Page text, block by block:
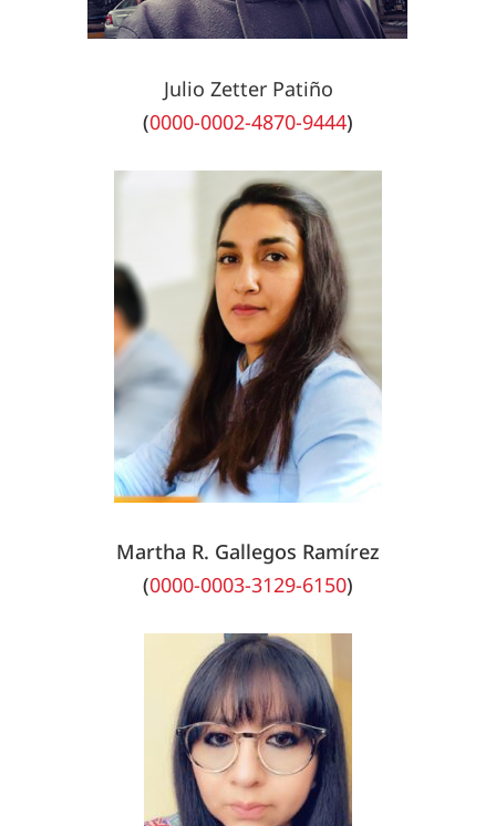
Julio Zetter Patiño
(0000-0002-4870-9444)
Martha R. Gallegos Ramírez
(0000-0003-3129-6150)